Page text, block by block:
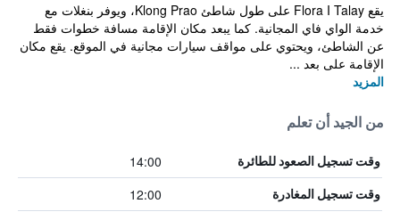
يقع Flora I Talay على طول شاطئ Klong Prao، ويوفر بنغلات مع
خدمة الواي فاي المجانية. كما يبعد مكان الإقامة مسافة خطوات فقط
عن الشاطئ، ويحتوي على مواقف سيارات مجانية في الموقع. يقع مكان
الإقامة على بعد ...
المزيد
من الجيد أن تعلم
وقت تسجيل الصعود للطائرة 14:00
وقت تسجيل المغادرة 12:00